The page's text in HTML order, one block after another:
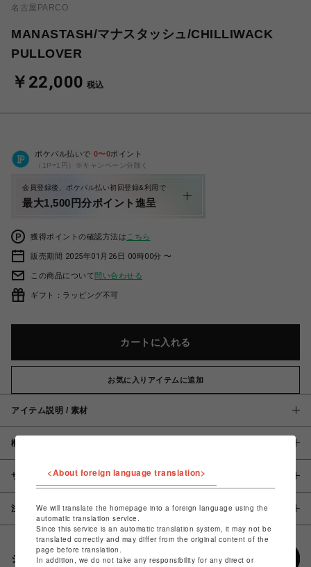
名古屋PARCO
MANASTASH/マナスタッシュ/CHILLIWACK
PULLOVER
￥22,000 税込
ポケパル払いで 0〜0ポイント
（1P=1円）※キャンペーン分除く
会員登録後、ポケパル払い初回登録&利用で
最大1,500円分ポイント進呈
獲得ポイントの確認方法は こちら
販売期間 2025年01月26日 00時00分 〜
この商品について問い合わせる
ギフト：ラッピング不可
カートに入れる
お気に入りアイテムに追加
アイテム説明 / 素材
概要
サイズ
注意事項
シェアする
<About foreign language translation>
We will translate the homepage into a foreign language using the
automatic translation service.
Since this service is an automatic translation system, it may not be
translated correctly and may differ from the original content of the
page before translation.
In addition, we do not take any responsibility for any direct or